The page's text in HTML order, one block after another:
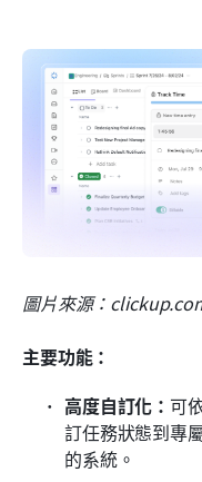
圖片來源：
主要功能：
高度自訂化： 可
訂任務狀態到專
的系統。